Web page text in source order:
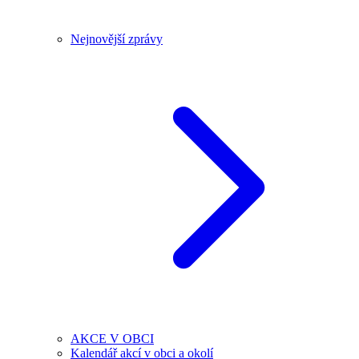
Nejnovější zprávy
AKCE V OBCI
Kalendář akcí v obci a okolí